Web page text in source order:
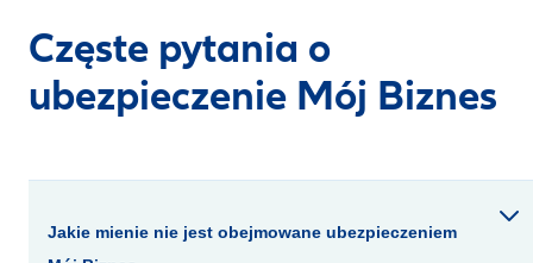
Częste pytania o
ubezpieczenie Mój Biznes
Jakie mienie nie jest obejmowane ubezpieczeniem